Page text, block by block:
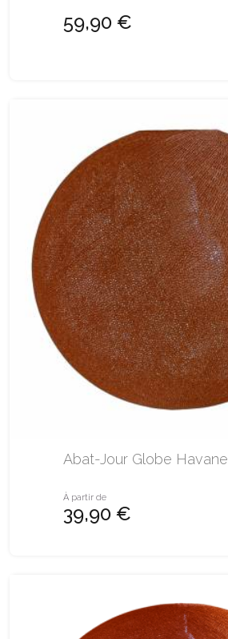
59,90 €
Abat-Jour Globe Havane
À partir de
39,90 €